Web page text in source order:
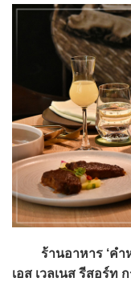
ร้านอาหาร ‘คำห
เอส เวลเนส รีสอร์ท